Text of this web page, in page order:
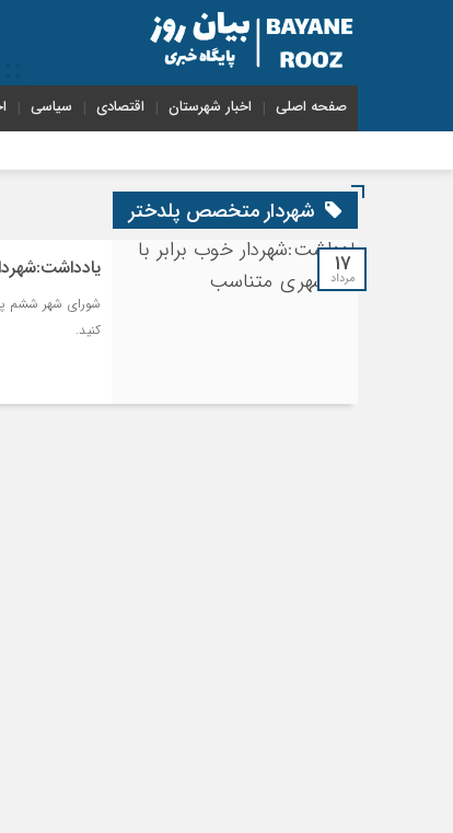
صفحه اصلی اخبار شهرستان اقتصادی سیاسی
شهردار متخصص پلدختر
۱۷
مرداد
شورای شهر ششم
کنید.